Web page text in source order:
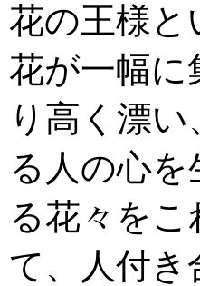
花の王様と
花が一幅に
り高く漂
る人の心
る花々を
て、人付